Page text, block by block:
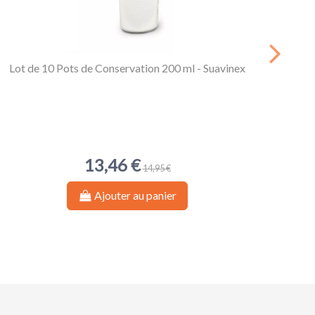
Lot de 10 Pots de Conservation 200 ml - Suavinex
13,46 €14,95 €
Ajouter au panier